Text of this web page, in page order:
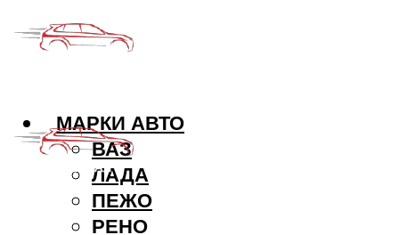
МАРКИ АВТО
ВАЗ
ЛАДА
ПЕЖО
РЕНО